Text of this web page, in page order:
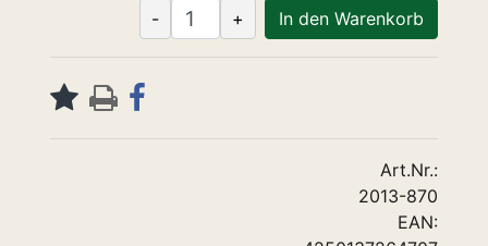
- + In den Warenkorb
Art.Nr.:
2013-870
EAN: